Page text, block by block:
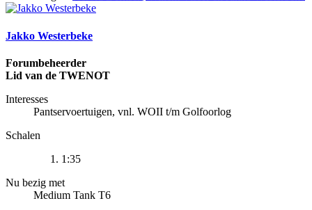
Jakko Westerbeke
Forumbeheerder
Lid van de TWENOT
Interesses
Pantservoertuigen, vnl. WOII t/m Golfoorlog
Schalen
1:35
Nu bezig met
Medium Tank T6